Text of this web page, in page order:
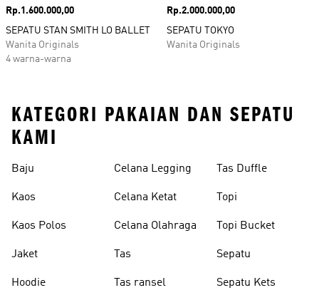
Harga
Rp.1.600.000,00
SEPATU STAN SMITH LO BALLET
Wanita Originals
4 warna-warna
Harga
Rp.2.000.000,00
SEPATU TOKYO
Wanita Originals
KATEGORI PAKAIAN DAN SEPATU
KAMI
Baju
Kaos
Kaos Polos
Jaket
Hoodie
Celana Legging
Celana Ketat
Celana Olahraga
Tas
Tas ransel
Tas Duffle
Topi
Topi Bucket
Sepatu
Sepatu Kets